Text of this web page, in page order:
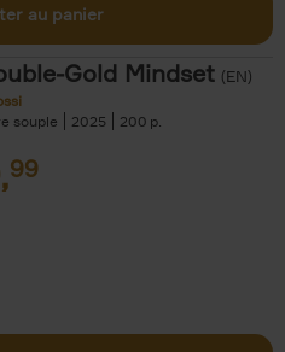
au panier
Gold Mindset (EN)
souple
2025 200
99